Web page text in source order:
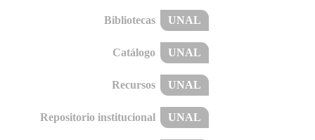
Bibliotecas UNAL
Catálogo UNAL
Recursos UNAL
Repositorio institucional UNAL